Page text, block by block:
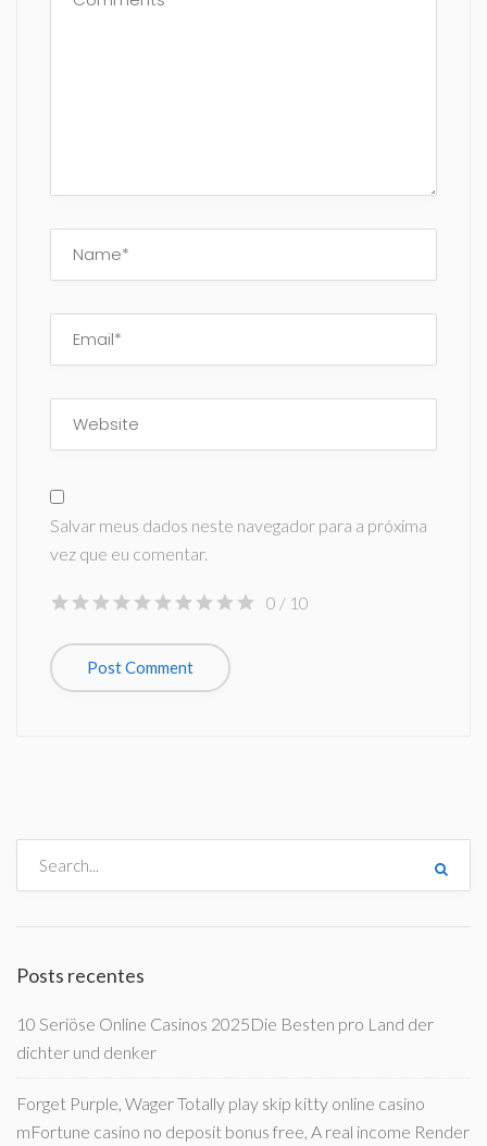
Salvar meus dados neste navegador para a próxima
vez que eu comentar.
0 / 10
Posts recentes
10 Seriöse Online Casinos 2025Die Besten pro Land der
dichter und denker
Forget Purple, Wager Totally play skip kitty online casino
mFortune casino no deposit bonus free, A real income Render